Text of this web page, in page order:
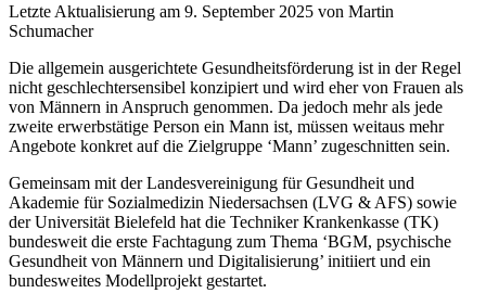
Letzte Aktualisierung am 9. September 2025 von Martin
Schumacher
Die allgemein ausgerichtete Gesundheitsförderung ist in der Regel
nicht geschlechtersensibel konzipiert und wird eher von Frauen als
von Männern in Anspruch genommen. Da jedoch mehr als jede
zweite erwerbstätige Person ein Mann ist, müssen weitaus mehr
Angebote konkret auf die Zielgruppe ‘Mann’ zugeschnitten sein.
Gemeinsam mit der Landesvereinigung für Gesundheit und
Akademie für Sozialmedizin Niedersachsen (LVG & AFS) sowie
der Universität Bielefeld hat die Techniker Krankenkasse (TK)
bundesweit die erste Fachtagung zum Thema ‘BGM, psychische
Gesundheit von Männern und Digitalisierung’ initiiert und ein
bundesweites Modellprojekt gestartet.